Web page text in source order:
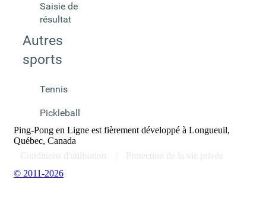
Saisie de
résultat
Autres
sports
Tennis
Pickleball
Ping-Pong en Ligne est fièrement développé à Longueuil,
Québec, Canada
Conditions d'utilisation
|
Protection de la vie privée
© 2011-2026